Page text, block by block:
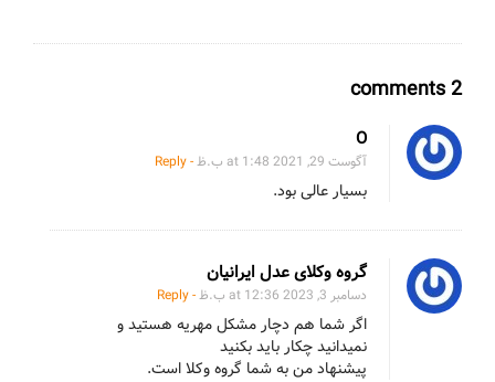
2 comments
O
ل
ا
ئ
م
ا
ف
س
O
آگوست 29, 2021 at 1:48 ب.ظ - Reply
بسیار عالی بود.
گروه وکلای عدل ایرانیان
دسامبر 3, 2023 at 12:36 ب.ظ - Reply
اگر شما هم دچار مشکل مهریه هستید و
نمیدانید چکار باید بکنید
پیشنهاد من به شما گروه وکلا است.